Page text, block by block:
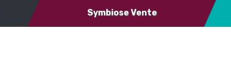
Symbiose Vente